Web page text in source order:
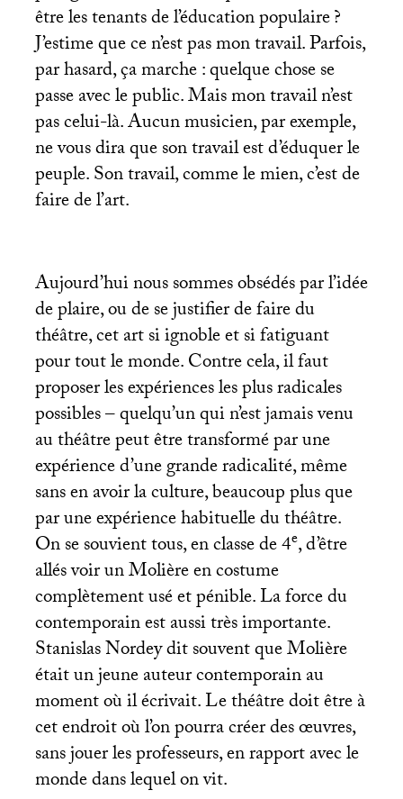
être les tenants de l’éducation populaire?
J’estime que ce n’est pas mon travail. Parfois,
par hasard, ça marche : quelque chose se
passe avec le public. Mais mon travail n’est
pas celui-là. Aucun musicien, par exemple,
ne vous dira que son travail est d’éduquer le
peuple. Son travail, comme le mien, c’est de
faire de l’art.
Aujourd’hui nous sommes obsédés par l’idée
de plaire, ou de se justifier de faire du
théâtre, cet art si ignoble et si fatiguant
pour tout le monde. Contre cela, il faut
proposer les expériences les plus radicales
possibles – quelqu’un qui n’est jamais venu
au théâtre peut être transformé par une
expérience d’une grande radicalité, même
sans en avoir la culture, beaucoup plus que
par une expérience habituelle du théâtre.
On se souvient tous, en classe de 4e, d’être
allés voir un Molière en costume
complètement usé et pénible. La force du
contemporain est aussi très importante.
Stanislas Nordey dit souvent que Molière
était un jeune auteur contemporain au
moment où il écrivait. Le théâtre doit être à
cet endroit où l’on pourra créer des œuvres,
sans jouer les professeurs, en rapport avec le
monde dans lequel on vit.